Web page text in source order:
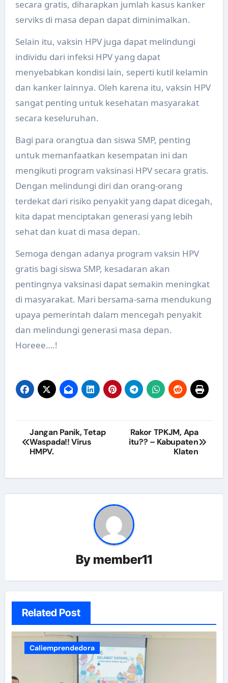
secara gratis, diharapkan jumlah kasus kanker
serviks di masa depan dapat diminimalkan.
Selain itu, vaksin HPV juga dapat melindungi
individu dari infeksi HPV yang dapat
menyebabkan kondisi lain, seperti kutil kelamin
dan kanker lainnya. Oleh karena itu, vaksin HPV
sangat penting untuk kesehatan masyarakat
secara keseluruhan.
Bagi para orangtua dan siswa SMP, penting
untuk memanfaatkan kesempatan ini dan
mengikuti program vaksinasi HPV secara gratis.
Dengan melindungi diri dan orang-orang
terdekat dari risiko penyakit yang dapat dicegah,
kita dapat menciptakan generasi yang lebih
sehat dan kuat di masa depan.
Semoga dengan adanya program vaksin HPV
gratis bagi siswa SMP, kesadaran akan
pentingnya vaksinasi dapat semakin meningkat
di masyarakat. Mari bersama-sama mendukung
upaya pemerintah dalam mencegah penyakit
dan melindungi generasi masa depan.
Horeee….!
Navigasi
pos
Jangan Panik, Tetap
Waspada!! Virus
HMPV.
Rakor TPKJM, Apa
itu?? – Kabupaten
Klaten
By member11
Related Post
Caliemprendedora